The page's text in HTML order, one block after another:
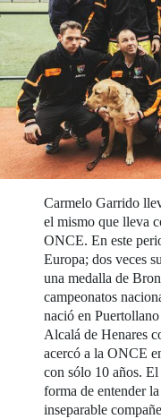
Carmelo Garrido
el mismo que lleva
ONCE. En este
Europa; dos veces
una medalla de
campeonatos
nació en
Alcalá de Henares
acercó a la ONCE
con sólo 10 años.
forma de entender
inseparable